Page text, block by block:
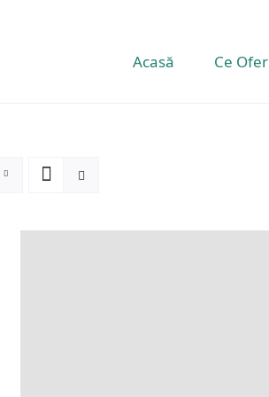
Acasă Ce Ofer